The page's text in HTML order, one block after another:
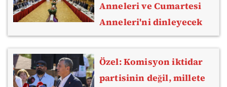
Anneleri ve Cumartesi
Anneleri'ni dinleyecek
Özel: Komisyon iktidar
partisinin değil, millete